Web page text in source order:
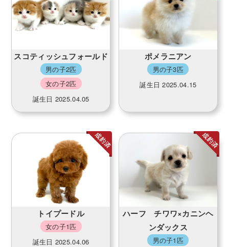
スコティッシュフォールド
男の子2匹
女の子2匹
誕生日 2025.04.05
ポメラニアン
男の子3匹
誕生日 2025.04.15
トイプードル
女の子1匹
誕生日 2025.04.06
ハーフ チワワ×カニンヘ
ンダックス
男の子1匹